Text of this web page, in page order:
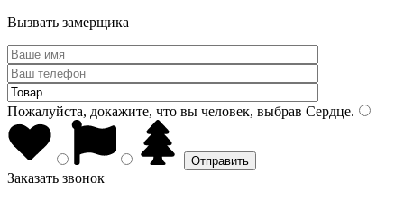
Вызвать замерщика
Пожалуйста, докажите, что вы человек, выбрав Сердце.
Заказать звонок